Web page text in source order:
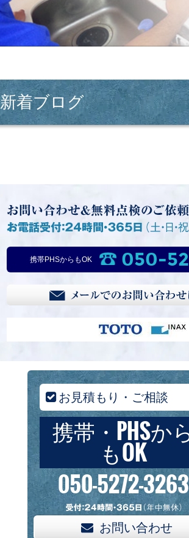
新着ブログ
携帯PHSからもOK 050-
お見積もり・ご相談
携帯・PHSか
もOK
050-5272-3263
お問い合わせ